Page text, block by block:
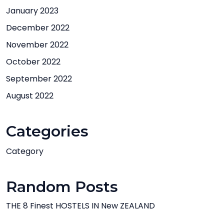
January 2023
December 2022
November 2022
October 2022
September 2022
August 2022
Categories
Category
Random Posts
THE 8 Finest HOSTELS IN New ZEALAND